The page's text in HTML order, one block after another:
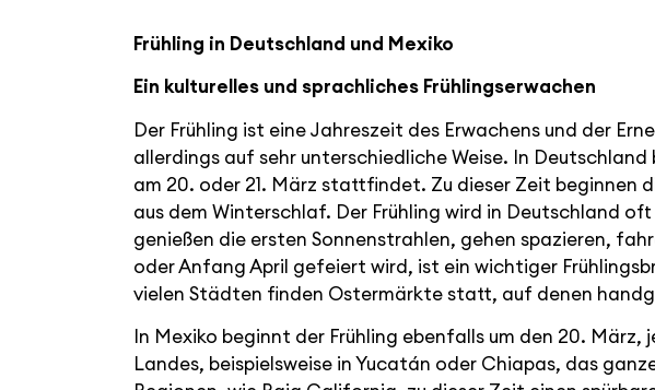
Frühling in Deutschland und Mexiko
Ein kulturelles und sprachliches Frühlingserwachen
Der Frühling ist eine Jahreszeit des Erwachens und der
allerdings auf sehr unterschiedliche Weise. In
am 20. oder 21. März stattfindet. Zu dieser Zeit beginnen
aus dem Winterschlaf. Der Frühling wird in Deutschland
genießen die ersten Sonnenstrahlen, gehen spazieren,
oder Anfang April gefeiert wird, ist ein wichtiger
vielen Städten finden Ostermärkte statt, auf denen
In Mexiko beginnt der Frühling ebenfalls um den 20.
Landes, beispielsweise in Yucatán oder Chiapas, das